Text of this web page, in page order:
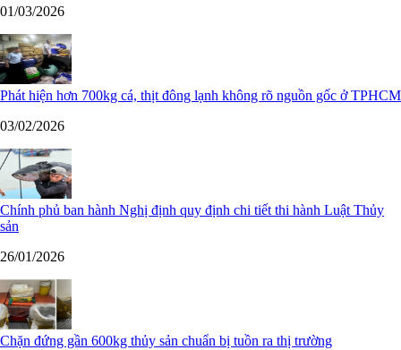
01/03/2026
Phát hiện hơn 700kg cá, thịt đông lạnh không rõ nguồn gốc ở TPHCM
03/02/2026
Chính phủ ban hành Nghị định quy định chi tiết thi hành Luật Thủy
sản
26/01/2026
Chặn đứng gần 600kg thủy sản chuẩn bị tuồn ra thị trường